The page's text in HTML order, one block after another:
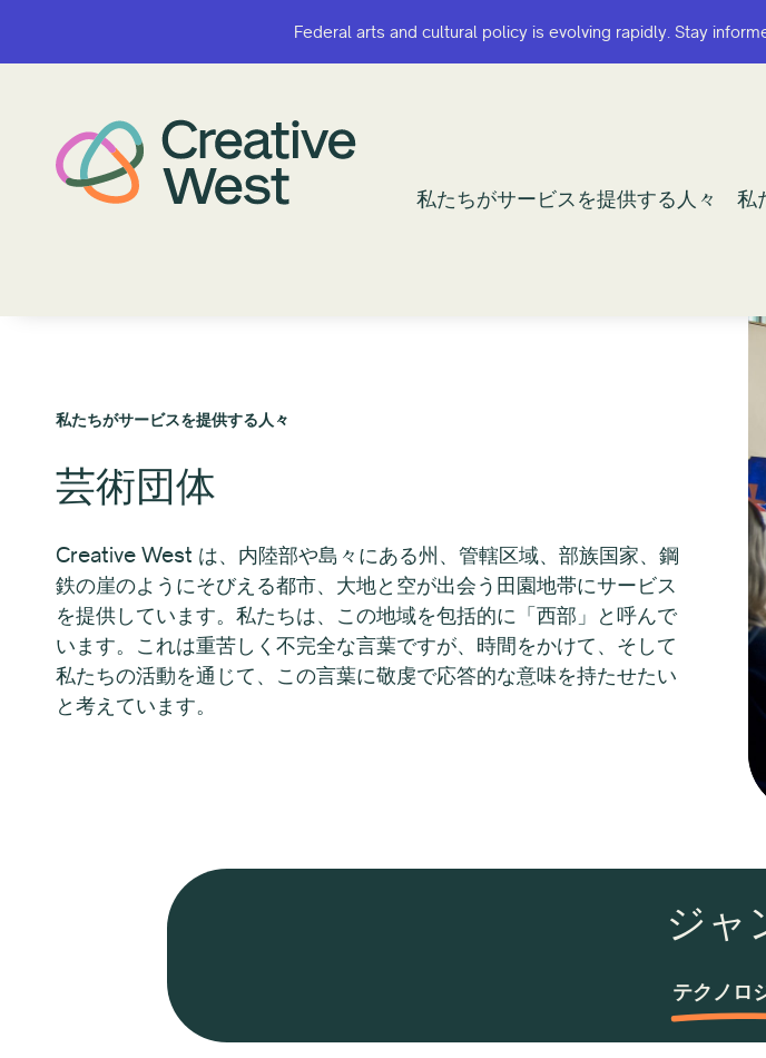
Federal arts and cultural policy is evolving rapidly. Stay
私たちがサービスを提供する人々 私
Federal arts and cultural policy is evolving rapidly. Stay
私たちがサービスを提供する人々 私
私たちがサービスを提供する人々
芸術団体
Creative West は、内陸部や島々にある州、管轄区域、部族国家、鋼
鉄の崖のようにそびえる都市、大地と空が出会う田園地帯にサービス
を提供しています。私たちは、この地域を包括的に「西部」と呼んで
います。これは重苦しく不完全な言葉ですが、時間をかけて、そして
私たちの活動を通じて、この言葉に敬虔で応答的な意味を持たせたい
と考えています。
ジャ